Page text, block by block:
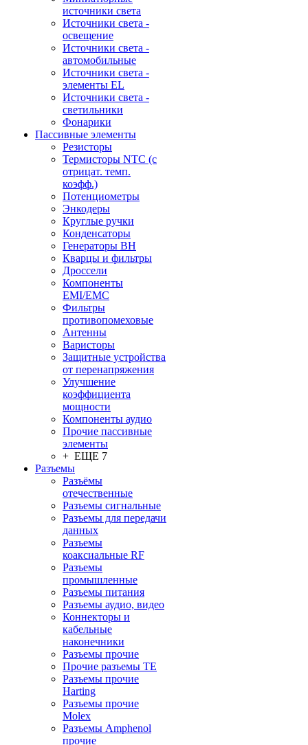
источники света
Источники света -
освещение
Источники света -
автомобильные
Источники света -
элементы EL
Источники света -
светильники
Фонарики
Пассивные элементы
Резисторы
Термисторы NTC (с
отрицат. темп.
коэфф.)
Потенциометры
Энкодеры
Круглые ручки
Конденсаторы
Генераторы ВН
Кварцы и фильтры
Дроссели
Компоненты
EMI/EMC
Фильтры
противопомеховые
Антенны
Варисторы
Защитные устройства
от перенапряжения
Улучшение
коэффициента
мощности
Компоненты аудио
Прочие пассивные
элементы
+ ЕЩЕ 7
Разъeмы
Разъёмы
отечественные
Разъeмы сигнальные
Разъeмы для передачи
данных
Разъeмы
коаксиальные RF
Разъeмы
промышленные
Разъeмы питания
Разъeмы аудио, видео
Коннекторы и
кабельные
наконечники
Разъeмы прочие
Прочие разъемы TE
Разъемы прочие
Harting
Разъемы прочие
Molex
Разъемы Amphenol
прочие